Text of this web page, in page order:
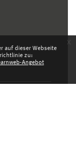
auf dieser Webseite
zu:
Angebot
x